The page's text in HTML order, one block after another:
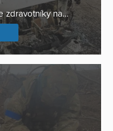
zdravotníky na…